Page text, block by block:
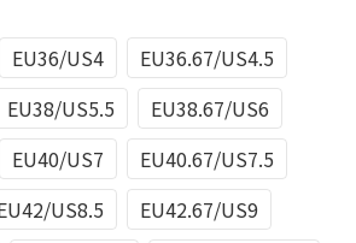
EU36/US4
EU36.67/US4.5
EU38/US5.5
EU38.67/US6
EU40/US7
EU40.67/US7.5
US8.5
EU42.67/US9